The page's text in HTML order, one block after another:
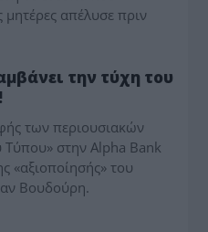
μητέρες απέλυσε πριν
την τύχη του
των περιουσιακών
Τύπου» στην Alpha Bank
«αξιοποίησής» του
Βουδούρη.